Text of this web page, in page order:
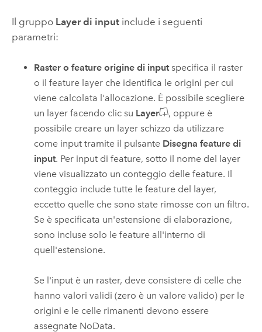
Il gruppo Layer di inputinclude i seguenti
parametri:
Raster o feature origine di inputspecifica il raster
o il feature layer che identifica le origini per cui
viene calcolata l'allocazione. È possibile scegliere
un layer facendo clic su Layer
, oppure è
possibile creare un layer schizzo da utilizzare
come input tramite il pulsante Disegna feature di
input. Per input di feature, sotto il nome del layer
viene visualizzato un conteggio delle feature. Il
conteggio include tutte le feature del layer,
eccetto quelle che sono state rimosse con un filtro.
Se è specificata un'estensione di elaborazione,
sono incluse solo le feature all'interno di
quell'estensione.
Se l'input è un raster, deve consistere di celle che
hanno valori validi (zero è un valore valido) per le
origini e le celle rimanenti devono essere
assegnate NoData.